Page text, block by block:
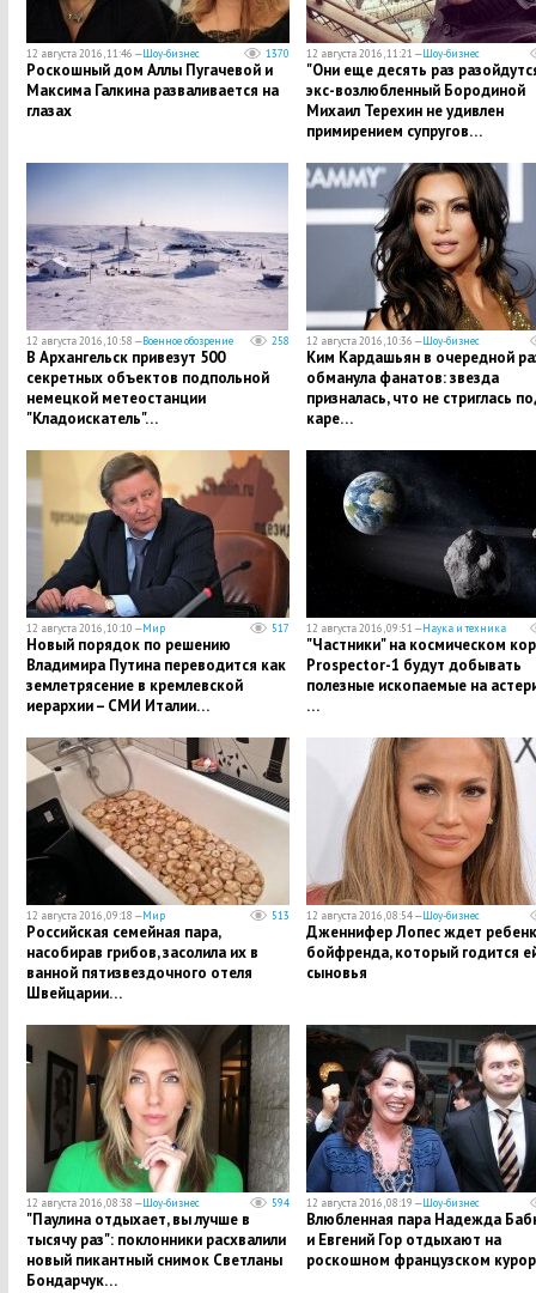
12 августа 2016, 11:46 —Шоу-бизнес 1370
Роскошный дом Аллы Пугачевой и
Максима Галкина разваливается на
глазах
12 августа 2016, 11:21 —Шоу-бизнес
"Они еще десять раз
экс-возлюбленный Бородиной
Михаил Терехин не удивлен
примирением супругов…
12 августа 2016, 10:58 —Военное обозрение 258
В Архангельск привезут 500
секретных объектов подпольной
немецкой метеостанции
"Кладоискатель"…
12 августа 2016, 10:36 —Шоу-бизнес
Ким Кардашьян в очередной
обманула фанатов: звезда
призналась, что не стриглась
каре…
12 августа 2016, 10:10 —Мир 517
Новый порядок по решению
Владимира Путина переводится как
землетрясение в кремлевской
иерархии – СМИ Италии…
12 августа 2016, 09:51 —Наука и техника
"Частники" на космическом
Prospector-1 будут добывать
полезные ископаемые на
…
12 августа 2016, 09:18 —Мир 513
Российская семейная пара,
насобирав грибов, засолила их в
ванной пятизвездочного отеля
Швейцарии…
12 августа 2016, 08:54 —Шоу-бизнес
Дженнифер Лопес ждет
бойфренда, который годится
сыновья
12 августа 2016, 08:38 —Шоу-бизнес 594
"Паулина отдыхает, вы лучше в
тысячу раз": поклонники расхвалили
новый пикантный снимок Светланы
Бондарчук…
12 августа 2016, 08:19 —Шоу-бизнес
Влюбленная пара Надежда
и Евгений Гор отдыхают на
роскошном французском